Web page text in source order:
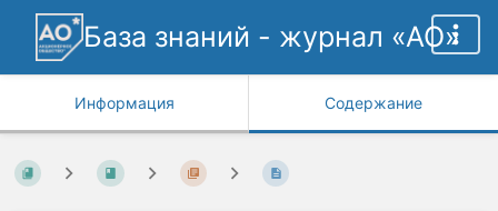
База знаний - журнал «АО»
Информация Содержание